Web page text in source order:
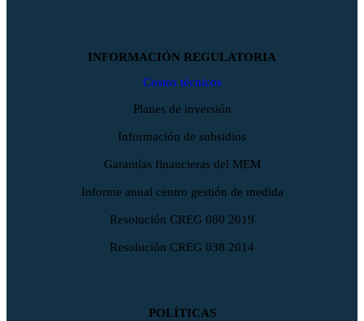
INFORMACIÓN REGULATORIA
Costos técnicos
Planes de inversión
Información de subsidios
Garantías financieras del MEM
Informe anual centro gestión de medida
Resolución CREG 080 2019
Resolución CREG 038 2014
POLÍTICAS